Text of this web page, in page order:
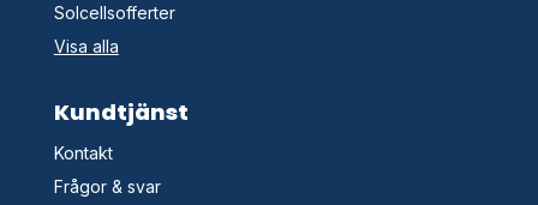
Solcellsofferter
Visa alla
Kundtjänst
Kontakt
Frågor & svar